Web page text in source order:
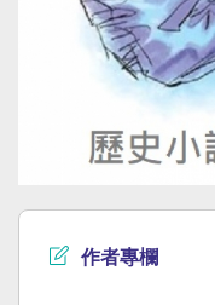
作者專欄